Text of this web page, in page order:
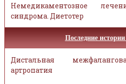
Немедикаментозное
синдрома. Диетотер
Последние истории
Дистальная
артропатия